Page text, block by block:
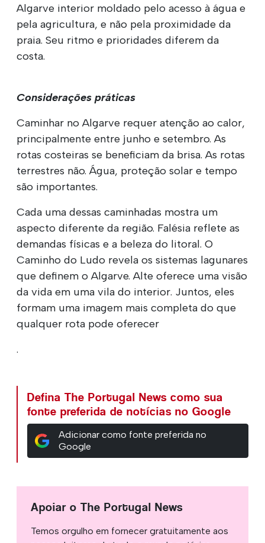
Algarve interior moldado pelo acesso à água e
pela agricultura, e não pela proximidade da
praia. Seu ritmo e prioridades diferem da
costa.
Considerações práticas
Caminhar no Algarve requer atenção ao calor,
principalmente entre junho e setembro. As
rotas costeiras se beneficiam da brisa. As rotas
terrestres não. Água, proteção solar e tempo
são importantes.
Cada uma dessas caminhadas mostra um
aspecto diferente da região. Falésia reflete as
demandas físicas e a beleza do litoral. O
Caminho do Ludo revela os sistemas lagunares
que definem o Algarve. Alte oferece uma visão
da vida em uma vila do interior. Juntos, eles
formam uma imagem mais completa do que
qualquer rota pode oferecer
.
Defina The Portugal News como sua
fonte preferida de notícias no Google
Adicionar como fonte preferida no
Google
Apoiar o The Portugal News
Temos orgulho em fornecer gratuitamente aos